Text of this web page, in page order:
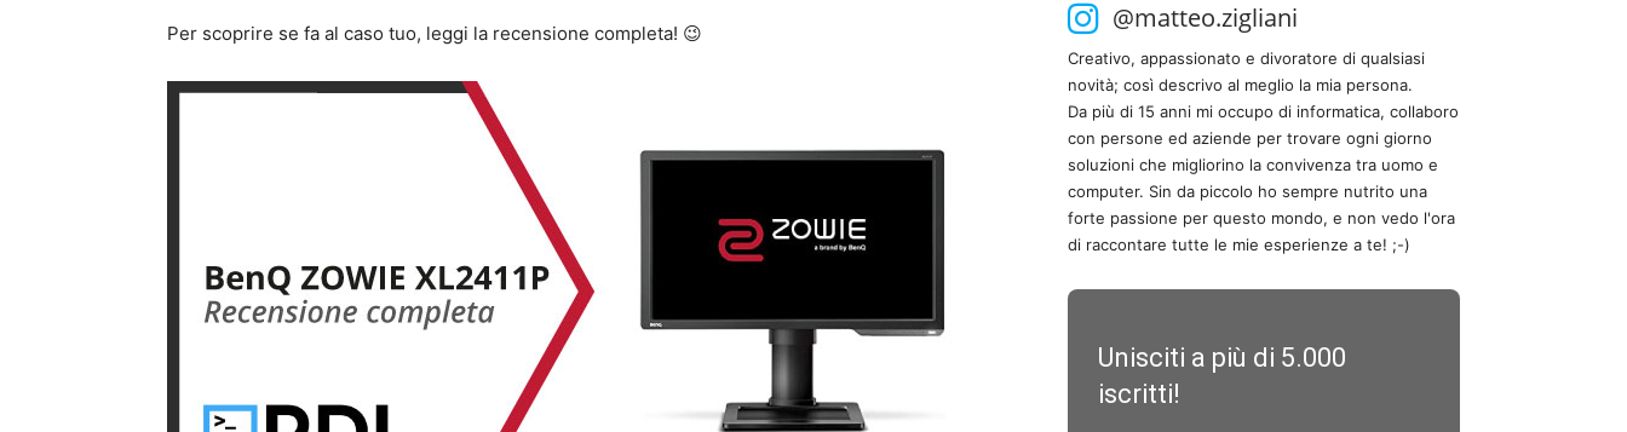
Per scoprire se fa al caso tuo, leggi la recensione completa! 😉 @matteo.zigliani
Creativo, appassionato e divoratore di qualsiasi
novità; così descrivo al meglio la mia persona.
Da più di 15 anni mi occupo di informatica, collaboro
con persone ed aziende per trovare ogni giorno
soluzioni che migliorino la convivenza tra uomo e
computer. Sin da piccolo ho sempre nutrito una
forte passione per questo mondo, e non vedo l'ora
di raccontare tutte le mie esperienze a te! ;-)
Unisciti a più di 5.000
iscritti!